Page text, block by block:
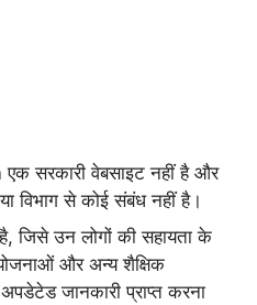
एक सरकारी वेबसाइट नहीं है और
विभाग से कोई संबंध नहीं है।
जिसे उन लोगों की सहायता के
और अन्य शैक्षिक
जानकारी प्राप्त करना